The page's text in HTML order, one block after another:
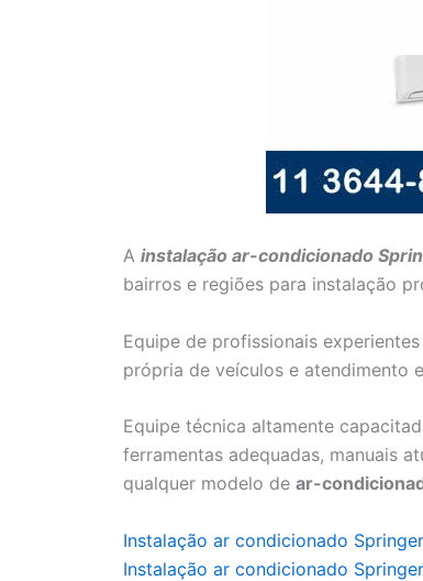
A instalação ar-condicionado
bairros e regiões para instalação
Equipe de profissionais
própria de veículos e atendimento
Equipe técnica altamente
ferramentas adequadas, manuais
qualquer modelo de ar-
Instalação ar condicionado Springer
Instalação ar condicionado